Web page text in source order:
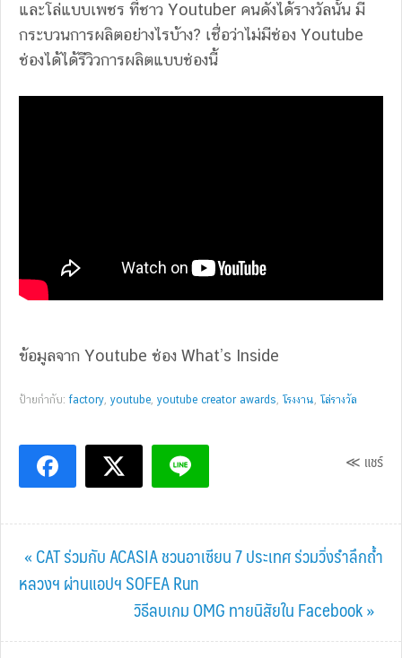
และโล่แบบเพชร ที่ชาว Youtuber คนดังได้รางวัลนั้น มี
กระบวนการผลิตอย่างไรบ้าง? เชื่อว่าไม่มีช่อง Youtube
ช่องได้ได้รีวิวการผลิตแบบช่องนี้
ข้อมูลจาก Youtube ช่อง What’s Inside
ป้ายกำกับ:factory, youtube, youtube creator awards, โรงงาน, โล่รางวัล
≪ แชร์
Previous
Post:
« CAT ร่วมกับ ACASIA ชวนอาเซียน 7 ประเทศ ร่วมวิ่งรำลึกถ้ำ
หลวงฯ ผ่านแอปฯ SOFEA Run
Next
Post:
วิธีลบเกม OMG ทายนิสัยใน Facebook »